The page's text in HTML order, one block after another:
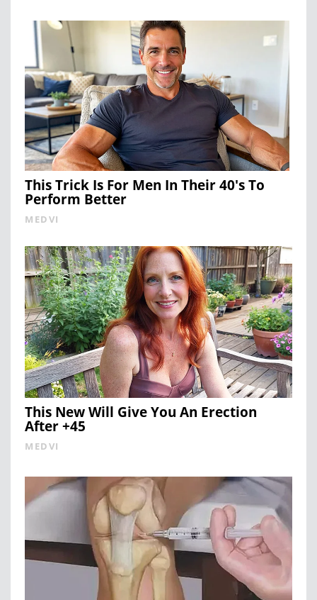
This Trick Is For Men In Their 40's To
Perform Better
MEDVI
This New Will Give You An Erection
After +45
MEDVI